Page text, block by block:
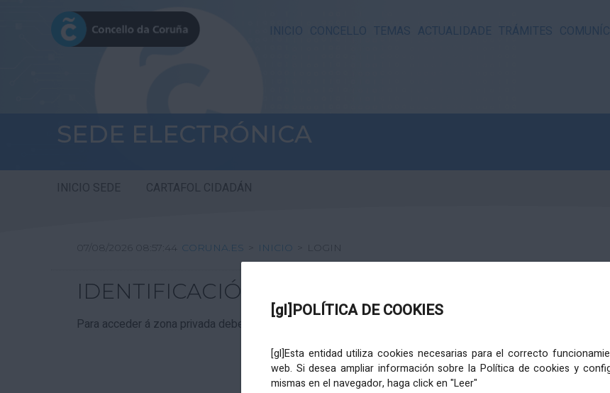
INICIO CONCELLO TEMAS ACTUALIDADE TRÁMITES
SEDE ELECTRÓNICA
INICIO SEDE CARTAFOL CIDADÁN
[gl]POLÍTICA DE COOKIES
[gl]Esta entidad utiliza cookies necesarias para el correcto
web. Si desea ampliar información sobre la Política de cookies y
mismas en el navegador, haga click en "Leer"
07/08/2026 08:57:44 CORUNA.ES > INICIO > LOGIN
IDENTIFICACIÓN
Para acceder á zona privada debe identificarse mediante Cl@ve. Pulse no logotipo